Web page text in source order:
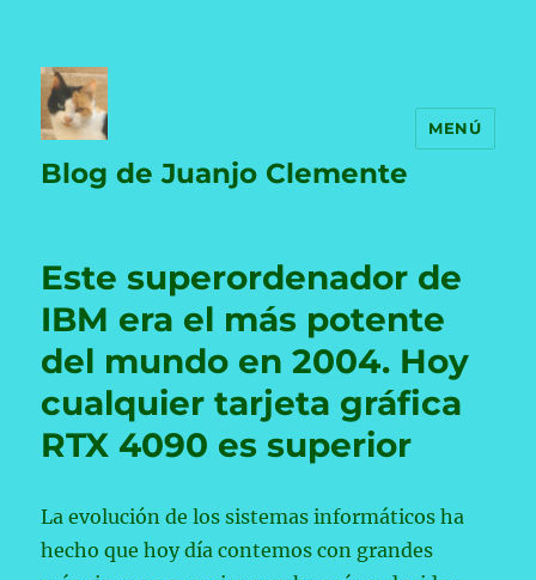
Blog de Juanjo Clemente
MENÚ
Este superordenador de
IBM era el más potente
del mundo en 2004. Hoy
cualquier tarjeta gráfica
RTX 4090 es superior
La evolución de los sistemas informáticos ha
hecho que hoy día contemos con grandes